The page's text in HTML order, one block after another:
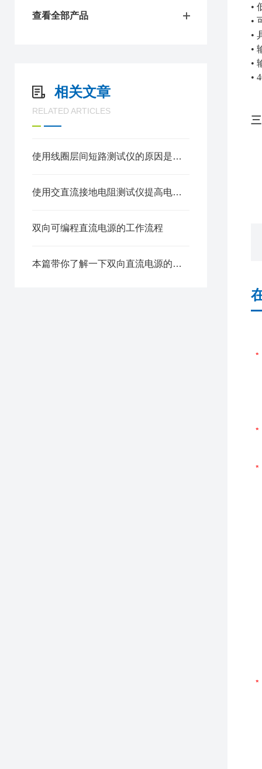
查看全部产品
相关文章
RELATED ARTICLES
使用线圈层间短路测试仪的原因是什么？
使用交直流接地电阻测试仪提高电气系统可靠性
双向可编程直流电源的工作流程
本篇带你了解一下双向直流电源的特点有哪些
•
•
•
•
•
•